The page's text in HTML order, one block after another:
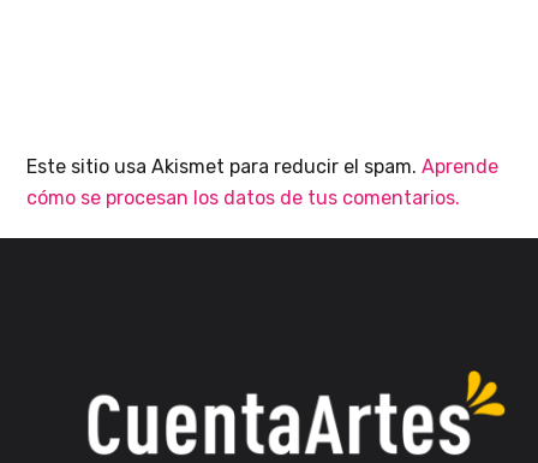
Este sitio usa Akismet para reducir el spam.Aprende
cómo se procesan los datos de tus comentarios.